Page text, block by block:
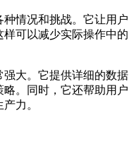
情况和挑战。它让用户
可以减少实际操作中的
大。它提供详细的数据
。同时，它还帮助用户
力。